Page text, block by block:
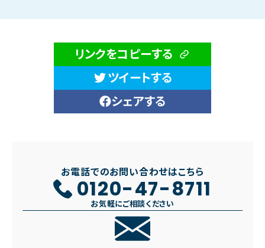
リンクをコピーする
ツイートする
シェアする
お電話でのお問い合わせはこちら
0120-47-8711
お気軽にご相談ください